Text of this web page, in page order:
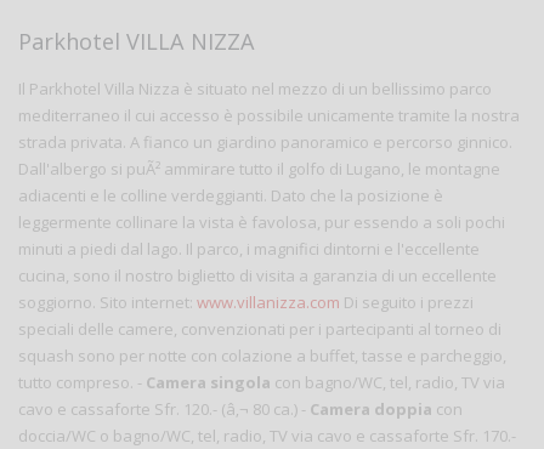
Parkhotel VILLA NIZZA
Il Parkhotel Villa Nizza è situato nel mezzo di un bellissimo parco
mediterraneo il cui accesso è possibile unicamente tramite la nostra
strada privata. A fianco un giardino panoramico e percorso ginnico.
Dall'albergo si puÃ² ammirare tutto il golfo di Lugano, le montagne
adiacenti e le colline verdeggianti. Dato che la posizione è
leggermente collinare la vista è favolosa, pur essendo a soli pochi
minuti a piedi dal lago. Il parco, i magnifici dintorni e l'eccellente
cucina, sono il nostro biglietto di visita a garanzia di un eccellente
soggiorno. Sito internet: www.villanizza.com Di seguito i prezzi
speciali delle camere, convenzionati per i partecipanti al torneo di
squash sono per notte con colazione a buffet, tasse e parcheggio,
tutto compreso. - Camera singola con bagno/WC, tel, radio, TV via
cavo e cassaforte Sfr. 120.- (â‚¬ 80 ca.) - Camera doppia con
doccia/WC o bagno/WC, tel, radio, TV via cavo e cassaforte Sfr. 170.-